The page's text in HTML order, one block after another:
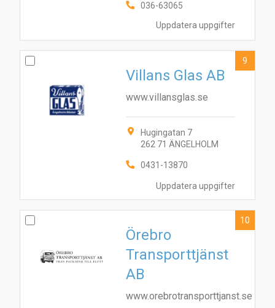
Uppdatera uppgifter
036-63065
Uppdatera uppgifter
Villans Glas AB
www.villansglas.se
Hugingatan 7
262 71 ÄNGELHOLM
0431-13870
9
Örebro
Transporttjänst
AB
www.orebrotransporttjanst.se
10